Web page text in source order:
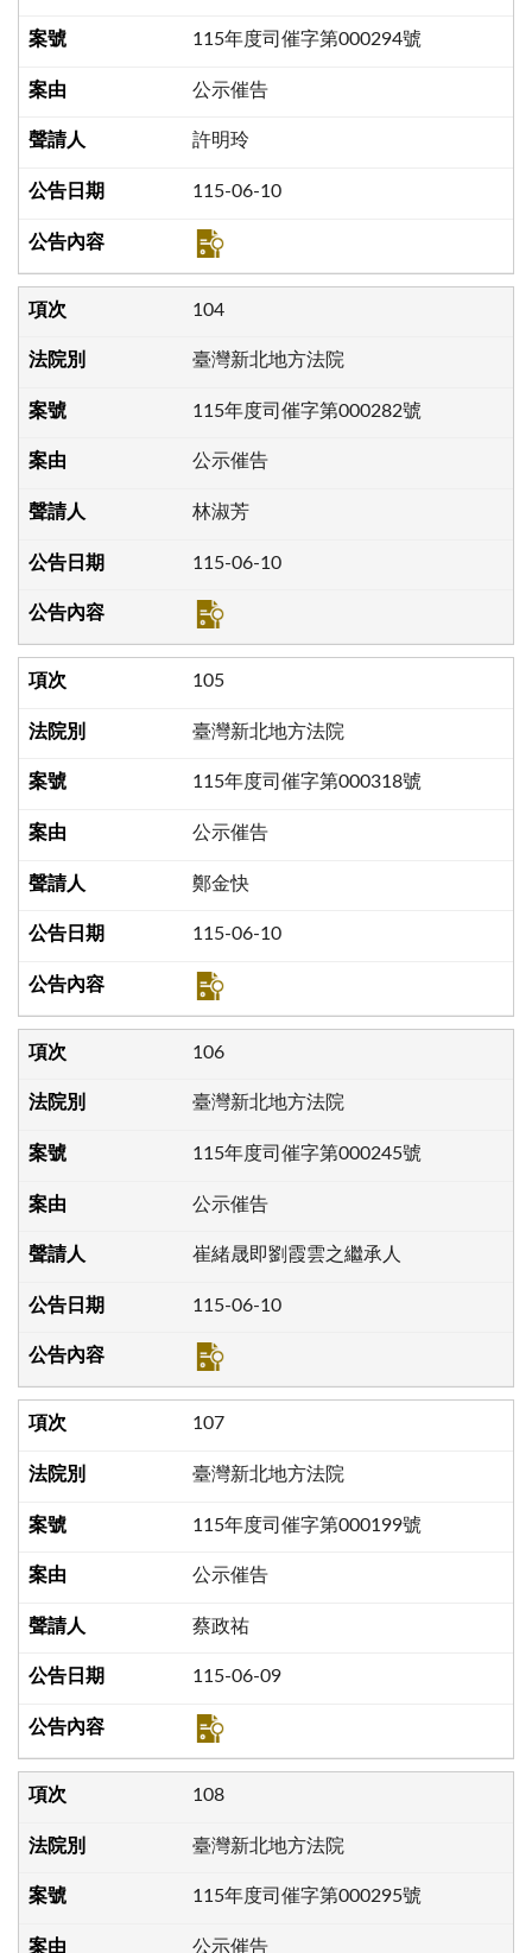
115年度司催字第000294號
公示催告
許明玲
115-06-10
104
臺灣新北地方法院
115年度司催字第000282號
公示催告
林淑芳
115-06-10
105
臺灣新北地方法院
115年度司催字第000318號
公示催告
鄭金快
115-06-10
106
臺灣新北地方法院
115年度司催字第000245號
公示催告
崔緒晟即劉霞雲之繼承人
115-06-10
107
臺灣新北地方法院
115年度司催字第000199號
公示催告
蔡政祐
115-06-09
108
臺灣新北地方法院
115年度司催字第000295號
公示催告